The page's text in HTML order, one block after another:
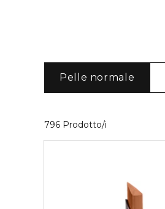
Pelle normale
796 Prodotto/i